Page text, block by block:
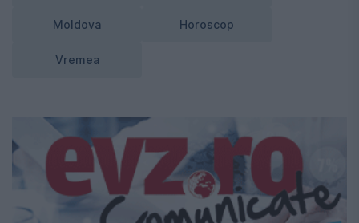
Moldova Horoscop
Vremea